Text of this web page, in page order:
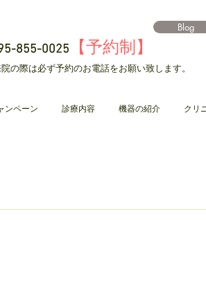
855-0025 【予約制】
Blog
の際は必ず予約のお電話をお願い致します。
ンペーン 診療内容 機器の紹介 クリ